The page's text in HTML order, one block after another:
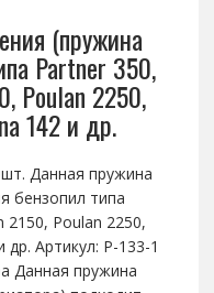
(пружина
Partner 350,
Poulan 2250,
142 и др.
Данная пружина
бензопил типа
2150, Poulan 2250,
Артикул: P-133-1
Данная пружина